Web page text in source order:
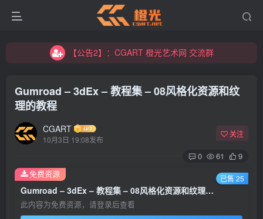
【公告2】：CGART 橙光艺术网 交流群
【公告2】：CGART 橙光艺术网 交流群
Gumroad – 3dEx – 教程集 – 08风格化资源和纹
理的教程
CGART
10月3日 19:08发布
关注
0 61 9
Gumroad – 3dEx – 教程集 – 08风格化资源和纹理的教程
此内容为免费资源，请登录后查看
免费资源 已售 25
登录
没有账号？立即注册